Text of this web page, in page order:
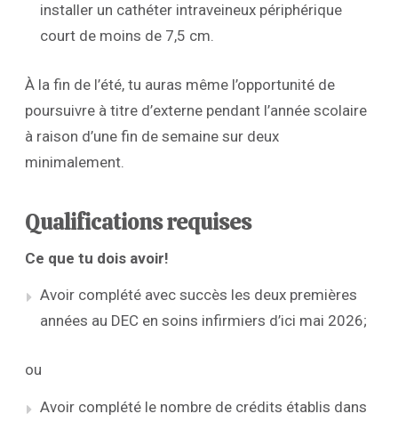
installer un cathéter intraveineux périphérique
court de moins de 7,5 cm.
À la fin de l’été, tu auras même l’opportunité de
poursuivre à titre d’externe pendant l’année scolaire
à raison d’une fin de semaine sur deux
minimalement.
Qualifications requises
Ce que tu dois avoir!
Avoir complété avec succès les deux premières
années au DEC en soins infirmiers d’ici mai 2026;
ou
Avoir complété le nombre de crédits établis dans